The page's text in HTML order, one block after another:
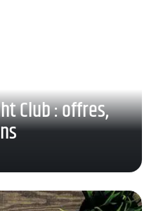
Club : offres,